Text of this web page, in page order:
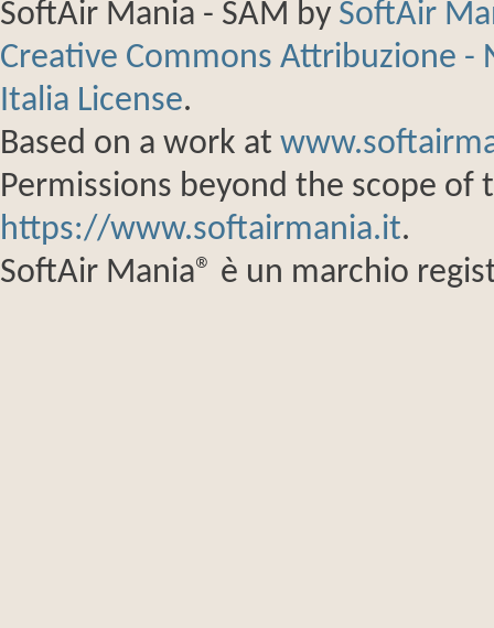
SoftAir Mania - SAM by SoftAir
Creative Commons Attribuzione
Italia License.
Based on a work at
Permissions beyond the scope of
https://www.softairmania.it.
SoftAir Mania® è un marchio